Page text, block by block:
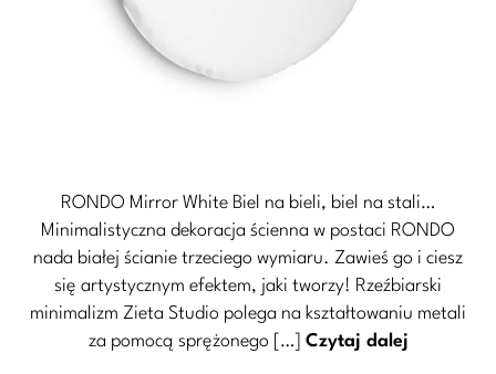
RONDO Mirror White Biel na bieli, biel na stali…
Minimalistyczna dekoracja ścienna w postaci RONDO
nada białej ścianie trzeciego wymiaru. Zawieś go i ciesz
się artystycznym efektem, jaki tworzy! Rzeźbiarski
minimalizm Zieta Studio polega na kształtowaniu metali
za pomocą sprężonego […] Czytaj dalej